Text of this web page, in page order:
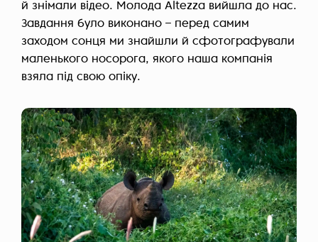
й знімали відео. Молода Altezza вийшла до нас.
Завдання було виконано – перед самим
заходом сонця ми знайшли й сфотографували
маленького носорога, якого наша компанія
взяла під свою опіку.